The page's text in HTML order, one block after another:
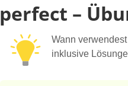
perfect –
Wann
inklusive